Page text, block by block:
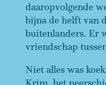
daaropvolgende
bijna de helft van
buitenlanders. Er
vriendschap
Niet alles was
Krim, het